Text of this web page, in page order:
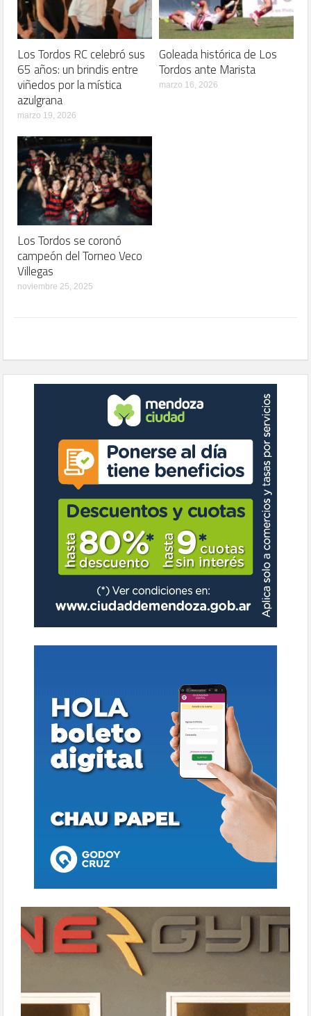
Los Tordos RC celebró sus
65 años: un brindis entre
viñedos por la mística
azulgrana
marzo 19, 2026
Goleada histórica de Los
Tordos ante Marista
marzo 16, 2026
Los Tordos se coronó
campeón del Torneo Veco
Villegas
noviembre 25, 2025